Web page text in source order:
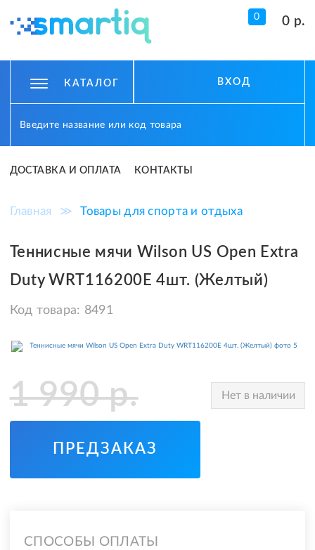
0 0 р.
КАТАЛОГ ВХОД
ДОСТАВКА И ОПЛАТА КОНТАКТЫ
Главная ≫ Товары для спорта и отдыха
Теннисные мячи Wilson US Open Extra
Duty WRT116200E 4шт. (Желтый)
Код товара: 8491
1 990р. Нет в наличии
ПРЕДЗАКАЗ
СПОСОБЫ ОПЛАТЫ